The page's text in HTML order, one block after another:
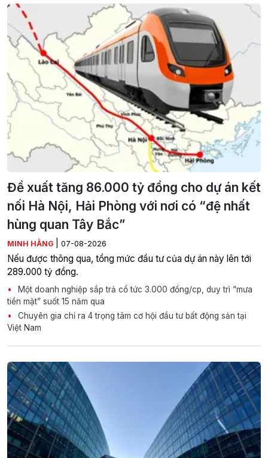
Đề xuất tăng 86.000 tỷ đồng cho dự án kết
nối Hà Nội, Hải Phòng với nơi có “đệ nhất
hùng quan Tây Bắc”
MINH HẰNG 07-08-2026
Nếu được thông qua, tổng mức đầu tư của dự án này lên tới
289.000 tỷ đồng.
Một doanh nghiệp sắp trả cổ tức 3.000 đồng/cp, duy trì “mưa
tiền mặt” suốt 15 năm qua
Chuyên gia chỉ ra 4 trọng tâm cơ hội đầu tư bất động sản tại
Việt Nam